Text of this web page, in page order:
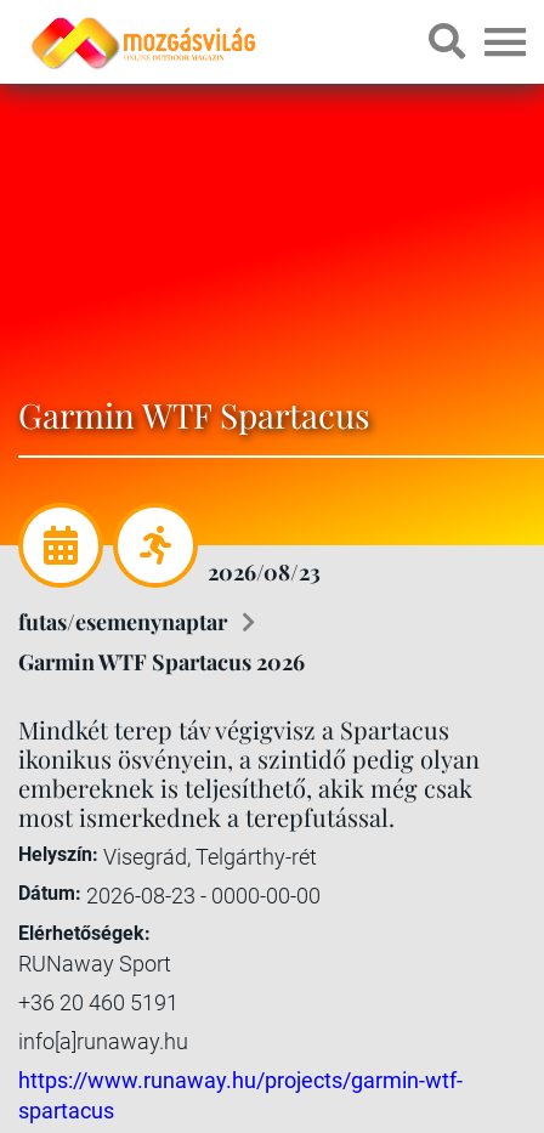
Garmin WTF Spartacus
2026/08/23
futas/esemenynaptar
Garmin WTF Spartacus 2026
Mindkét terep táv végigvisz a Spartacus
ikonikus ösvényein, a szintidő pedig olyan
embereknek is teljesíthető, akik még csak
most ismerkednek a terepfutással.
Helyszín: Visegrád, Telgárthy-rét
Dátum: 2026-08-23 - 0000-00-00
Elérhetőségek:
RUNaway Sport
+36 20 460 5191
info[a]runaway.hu
https://www.runaway.hu/projects/garmin-wtf-
spartacus